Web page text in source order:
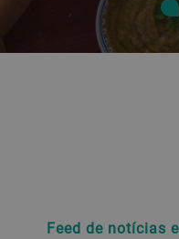
Feed de notícias